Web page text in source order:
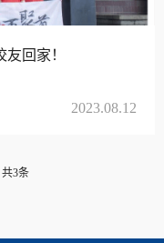
回家！
2023.08.12
共3条